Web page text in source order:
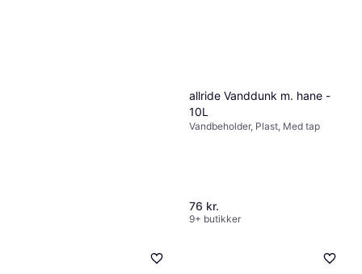
Lifestraw Peak Series Gravity
allride Vanddunk m. hane -
10L
Vandbeholder, Plast, Med tap
76 kr.
9+ butikker